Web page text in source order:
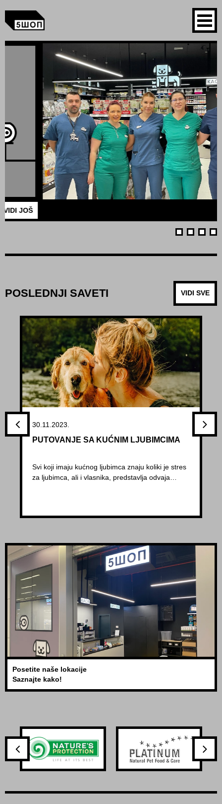
POSLEDNJI SAVETI VIDI SVE
30.11.2023.
PUTOVANJE SA KUĆNIM LJUBIMCIMA
Svi koji imaju kućnog ljubimca znaju koliki je stres
za ljubimca, ali i vlasnika, predstavlja odvaja…
Posetite naše lokacije
Saznajte kako!